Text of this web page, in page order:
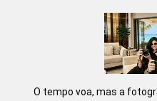
O tempo voa, mas a